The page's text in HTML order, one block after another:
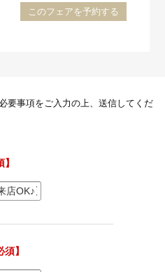
このフェアを予約する